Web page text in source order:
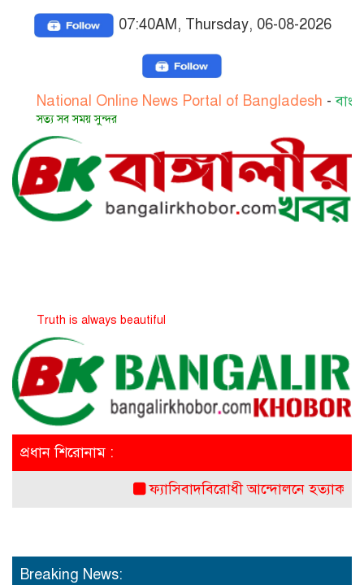
07:40AM, Thursday, 06-08-2026
Online News Portal of Bangladesh-বাংলাদেশের
সময় সুন্দর
is always beautiful
প্রধান শিরোনাম :
ফ্যাসিবাদবিরোধী আন্দোলনে হত্যাকাণ্ডের
Breaking News: